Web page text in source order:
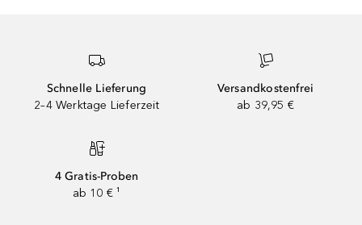
Schnelle Lieferung
2–4 Werktage Lieferzeit
Versandkostenfrei
ab 39,95 €
4 Gratis-Proben
ab 10 € ¹